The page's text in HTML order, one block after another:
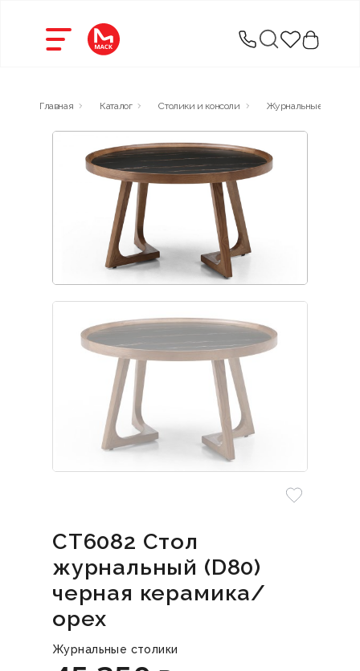
Главная Каталог Столики и консоли Журнальные столики
CT6082 Стол
журнальный (D80)
черная керамика/
орех
Журнальные столики